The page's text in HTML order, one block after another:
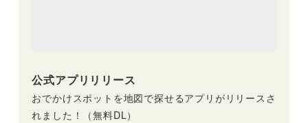
公式アプリリリース
おでかけスポットを地図で探せるアプリがリリースさ
れました！（無料DL）